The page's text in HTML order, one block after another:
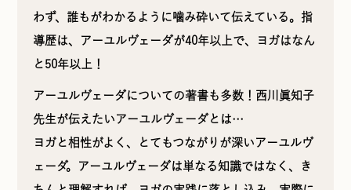
わず、誰もがわかるように噛み砕いて伝えている。指
導歴は、アーユルヴェーダが40年以上で、ヨガはなん
と50年以上！
アーユルヴェーダについての著書も多数！西川眞知子
先生が伝えたいアーユルヴェーダとは…
ヨガと相性がよく、とてもつながりが深いアーユルヴ
ェーダ。アーユルヴェーダは単なる知識ではなく、き